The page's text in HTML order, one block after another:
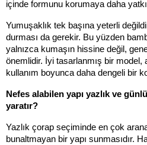
içinde formunu korumaya daha
Yumuşaklık tek başına yeterli
durması da gerekir. Bu yüzden
yalnızca kumaşın hissine değil,
önemlidir. İyi tasarlanmış bir model,
kullanım boyunca daha dengeli bir
Nefes alabilen yapı yazlık ve
yaratır?
Yazlık çorap seçiminde en çok
bunaltmayan bir yapı sunmasıdır.